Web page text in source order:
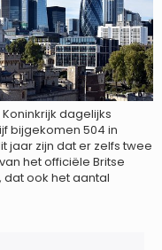
dagelijks
bijgekomen 504 in
jaar zijn dat er zelfs twee
het officiële Britse
dat ook het aantal